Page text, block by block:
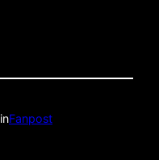
inFanpost